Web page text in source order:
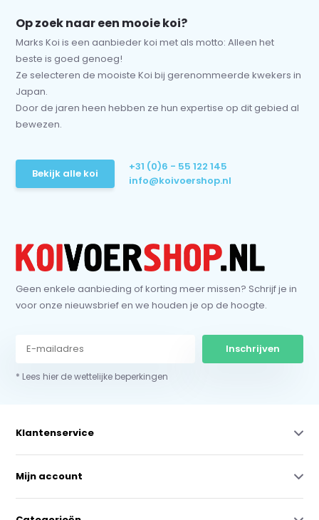
Op zoek naar een mooie koi?
Marks Koi is een aanbieder koi met als motto: Alleen het
beste is goed genoeg!
Ze selecteren de mooiste Koi bij gerenommeerde kwekers in
Japan.
Door de jaren heen hebben ze hun expertise op dit gebied al
bewezen.
Bekijk alle koi
+31 (0)6 - 55 122 145
info@koivoershop.nl
Geen enkele aanbieding of korting meer missen? Schrijf je in
voor onze nieuwsbrief en we houden je op de hoogte.
Inschrijven
* Lees hier de wettelijke beperkingen
Klantenservice
Mijn account